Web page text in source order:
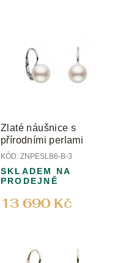
Zlaté náušnice s
přírodními perlami
KÓD: ZNPESLB6-B-3
13 690 Kč
SKLADEM NA
PRODEJNĚ